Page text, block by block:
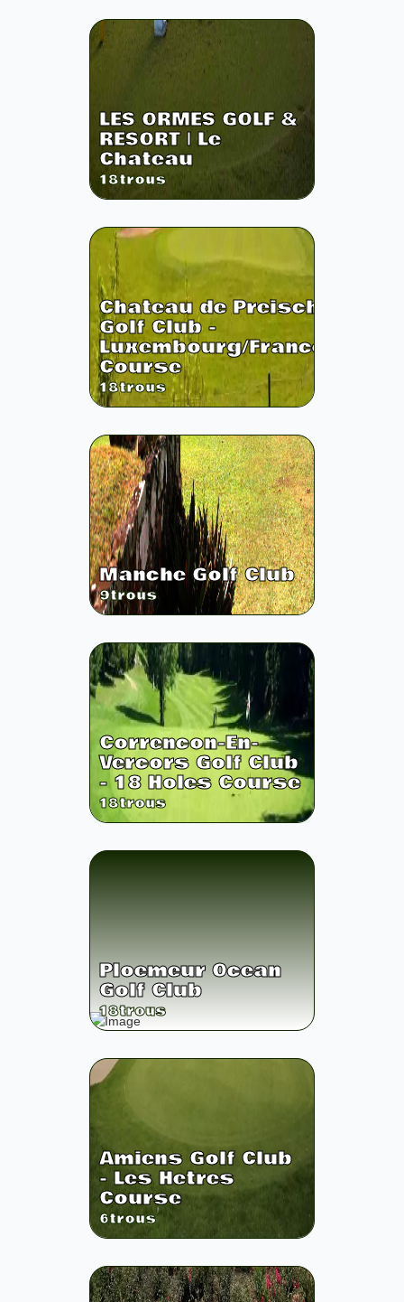
LES ORMES GOLF &
RESORT | Le
Chateau
18trous
Chateau de Preisch
Golf Club -
Luxembourg/France
Course
18trous
Manche Golf Club
9trous
Correncon-En-
Vercors Golf Club
- 18 Holes Course
18trous
Ploemeur Ocean
Golf Club
18trous
Amiens Golf Club
- Les Hetres
Course
6trous